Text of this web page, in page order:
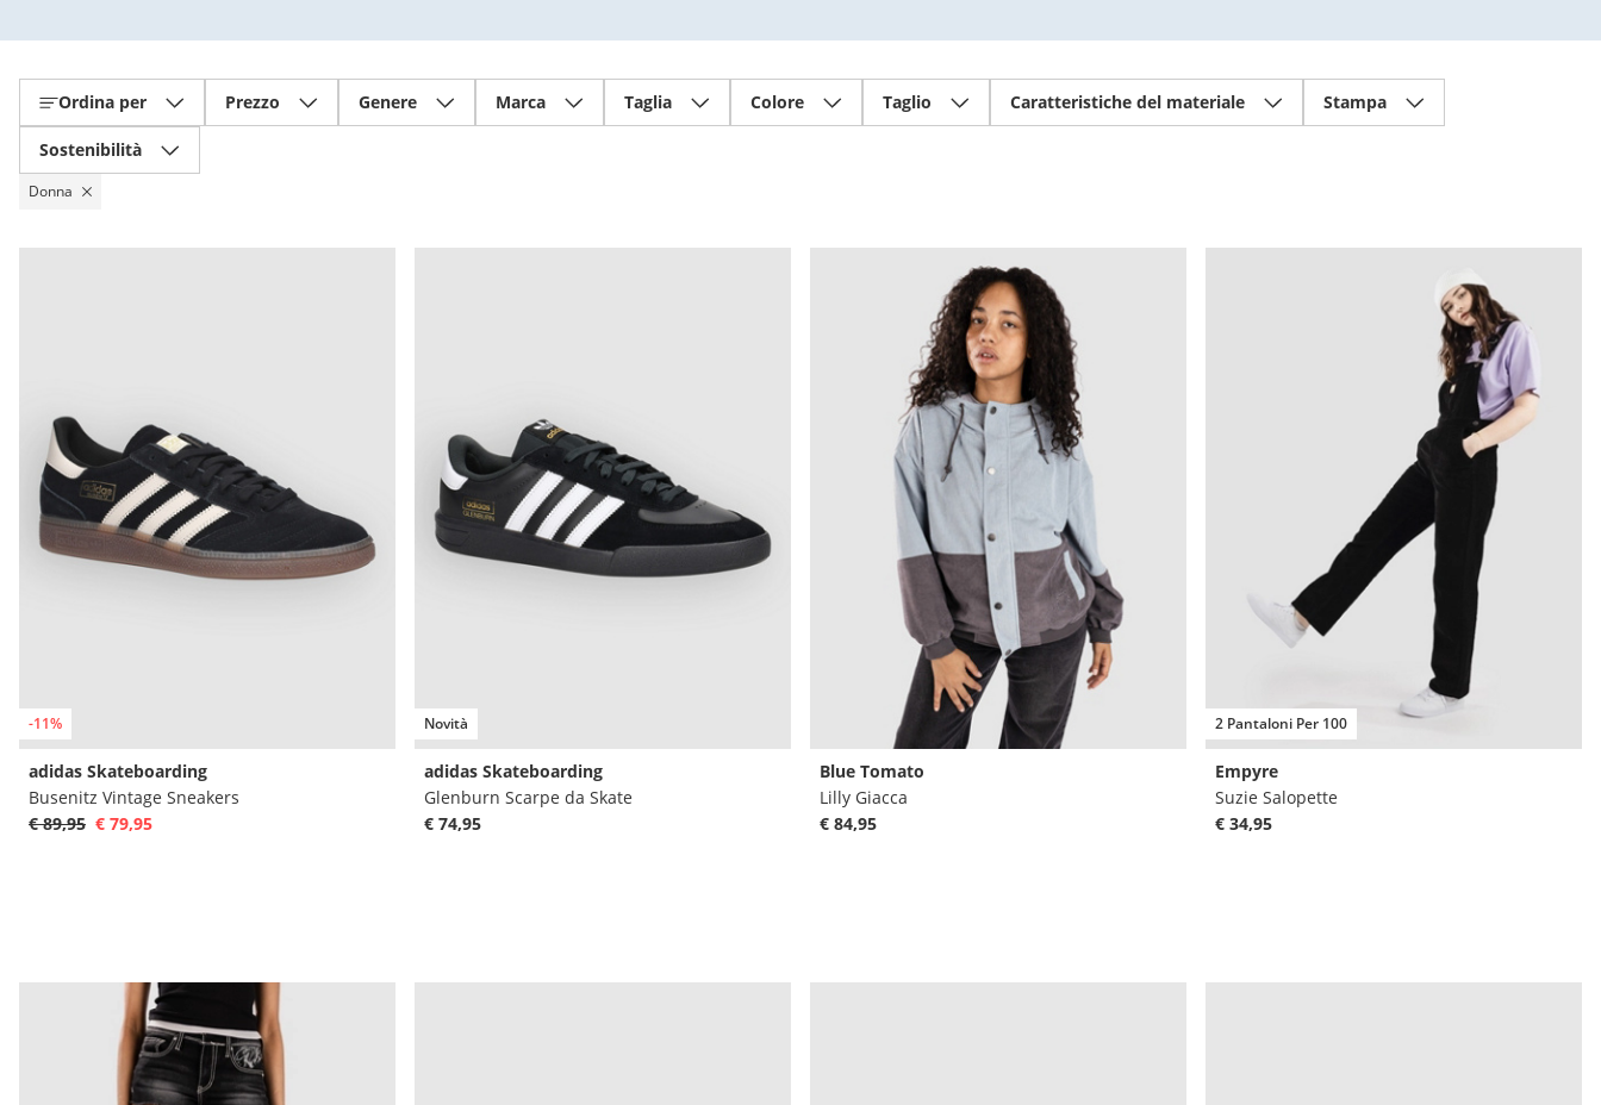
Ordina per Prezzo Genere Marca Taglia Colore Taglio Caratteristiche del materiale Stampa
Sostenibilità
Donna
-11%
adidas Skateboarding
Busenitz Vintage Sneakers
€ 89,95 € 79,95
Novità
adidas Skateboarding
Glenburn Scarpe da Skate
€ 74,95
Blue Tomato
Lilly Giacca
€ 84,95
2 Pantaloni Per 100
Empyre
Suzie Salopette
€ 34,95